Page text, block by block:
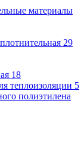
материалы
29
18
теплоизоляции 5
полиэтилена